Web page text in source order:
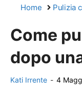
Home Pulizia
Come
dopo
Kati Irrente - 4